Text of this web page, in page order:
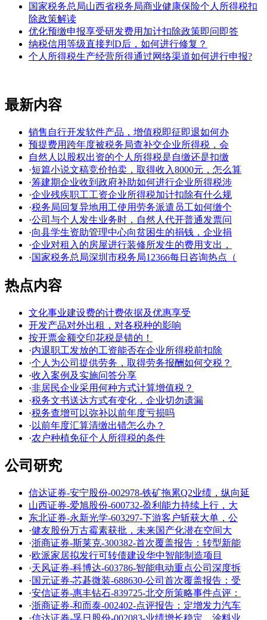
国家税务总局山西省税务局商业健康保险个人所得税扣
除政策解读
优化预缴申报享受研发费用加计扣除政策即问即答
纳税信用等级直接判D后，如何进行修复？
个人所得税生产经营所得通过网络渠道如何进行申报?
最新内容
销售自行开发软件产品，增值税即征即退如何办
预提费用跨年度被税务局查补交企业所得税，会
自然人以股权出资的个人所得税是自缴还是扣缴
·短篇小说文稿竞价拍卖，取得收入8000元，怎么算
·筹建期企业收到政府补助如何进行企业所得税涉
·企业残疾职工工资企业所得税加计扣除有什么规
·税务局回复异地用工使用劳务派遣员工如何缴个
·公司与个人发生业务时，自然人代开普通发票问
·向县学生资助管理中心向贫困生的捐钱，企业捐
·企业对租入的房屋进行装修所发生的费用支出，
·国家税务总局深圳市税务局12366每日咨询热点（
热点内容
文化事业建设费的计费依据及优惠享受
开发产品对外出租，对各税种的影响
按开票金额交印花税是错的！
·内退职工发放的工资能否在企业所得税前扣除
·个人为公司提供劳务，取得劳务报酬如何交税？
·收入案例及实施问答分享
·非居民企业采用何种方式计算增值税？
·税务文书送达方式有变化，企业切勿遗漏
·税务查增可以弥补以前年度亏损吗
· 以前年度汇算清缴出错怎么办？
·农户种植免征个人所得税的条件
公司研究
信达证券-安宁股份-002978-铁矿拖累Q2业绩，纵向延
山西证券-爱旭股份-600732-盈利能力持续上行，大
东北证券-永新光学-603297-下游客户斩获大单，公
·健友股份万古霉素获批，未来国产化潜在空间大
·浙商证券-斯莱克-300382-首次覆盖报告：转型新能
·欧派家居拟发行可转债建设华中智能制造项目
·天风证券-科博达-603786-智能电动重点公司深度拆
·国元证券-芯碁微装-688630-公司首次覆盖报告：受
·安信证券-惠丰钻石-839725-北交所策略事件点评：
·浙商证券-和而泰-002402-点评报告：定增发力汽车